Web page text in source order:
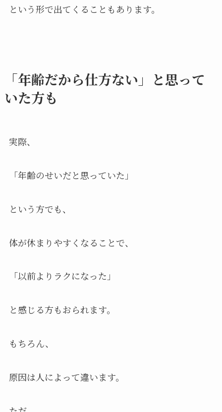
という形で出てくることもあります。
「年齢だから仕方ない」と思って
いた方も
実際、
「年齢のせいだと思っていた」
という方でも、
体が休まりやすくなることで、
「以前よりラクになった」
と感じる方もおられます。
もちろん、
原因は人によって違います。